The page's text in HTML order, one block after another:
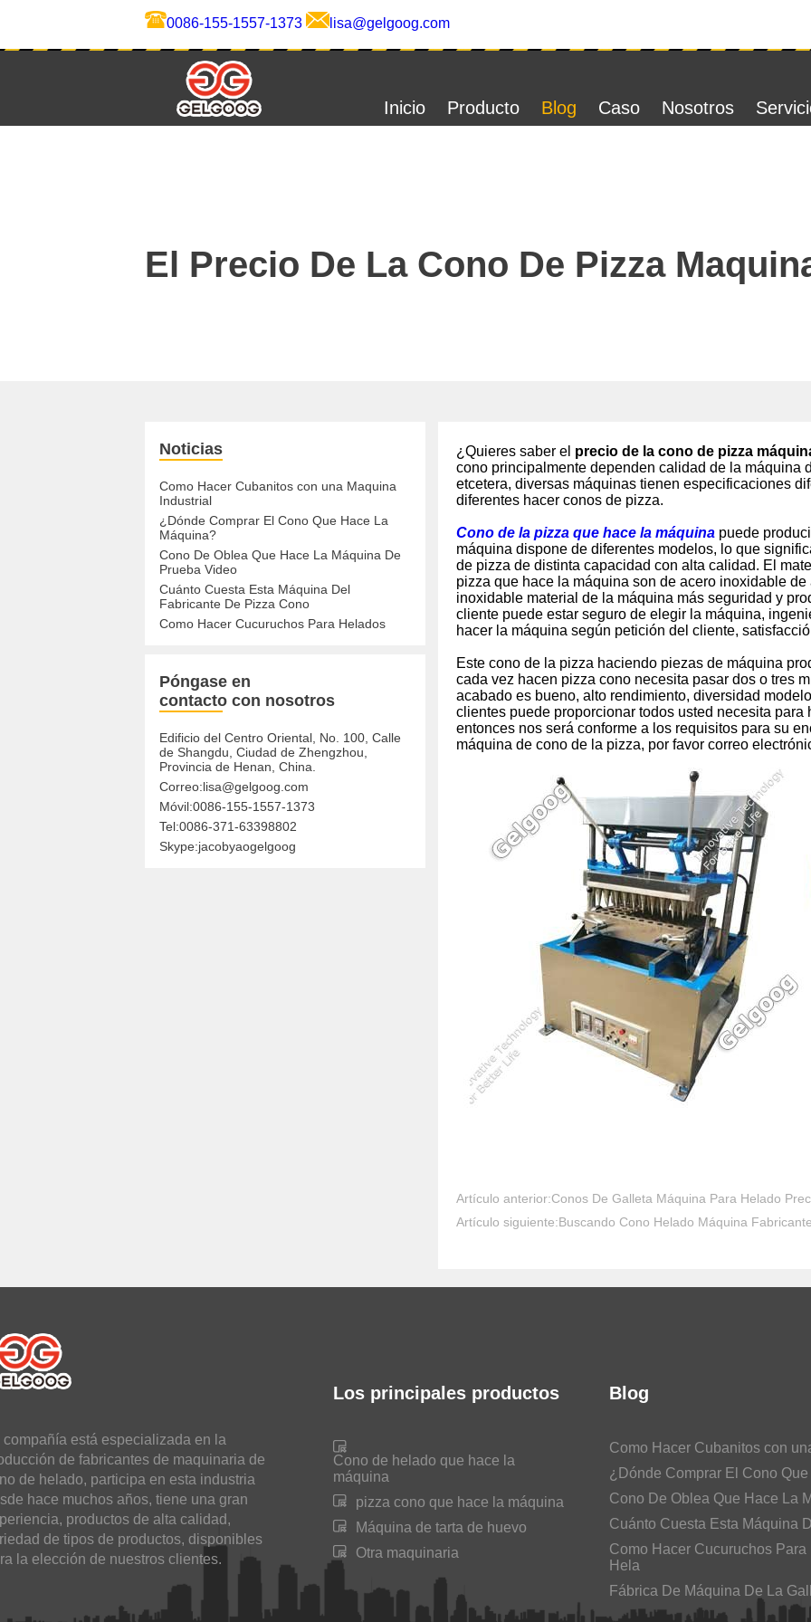
0086-155-1557-1373 lisa@gelgoog.com
Inicio Producto Blog Caso Nosotros
El Precio De La Cono De Pizza
¿Quieres saber el precio de la cono de pizza
cono principalmente dependen calidad de la máquina
etcetera, diversas máquinas tienen especificaciones
diferentes hacer conos de pizza.
Cono de la pizza que hace la máquina puede
máquina dispone de diferentes modelos, lo que
de pizza de distinta capacidad con alta calidad. El
pizza que hace la máquina son de acero inoxidable
inoxidable material de la máquina más seguridad y
cliente puede estar seguro de elegir la máquina,
hacer la máquina según petición del cliente,
Este cono de la pizza haciendo piezas de máquina
cada vez hacen pizza cono necesita pasar dos o tres
acabado es bueno, alto rendimiento, diversidad
clientes puede proporcionar todos usted necesita para
entonces nos será conforme a los requisitos para su
máquina de cono de la pizza, por favor correo
Artículo anterior:Conos De Galleta Máquina Para Helado
Artículo siguiente:Buscando Cono Helado Máquina
Noticias
Como Hacer Cubanitos con una Maquina
Industrial
¿Dónde Comprar El Cono Que Hace La
Máquina?
Cono De Oblea Que Hace La Máquina De
Prueba Video
Cuánto Cuesta Esta Máquina Del
Fabricante De Pizza Cono
Como Hacer Cucuruchos Para Helados
Póngase en
contacto con nosotros
Edificio del Centro Oriental, No. 100, Calle
de Shangdu, Ciudad de Zhengzhou,
Provincia de Henan, China.
Correo:lisa@gelgoog.com
Móvil:0086-155-1557-1373
Tel:0086-371-63398802
Skype:jacobyaogelgoog
compañía está especializada en la
de fabricantes de maquinaria de
de helado, participa en esta industria
hace muchos años, tiene una gran
productos de alta calidad,
de tipos de productos, disponibles
la elección de nuestros clientes.
Los principales productos
Cono de helado que hace la
máquina
pizza cono que hace la máquina
Máquina de tarta de huevo
Otra maquinaria
Blog
Como Hacer Cubanitos con
¿Dónde Comprar El Cono
Cono De Oblea Que Hace La
Cuánto Cuesta Esta Máquina
Como Hacer Cucuruchos Para
Hela
Fábrica De Máquina De La